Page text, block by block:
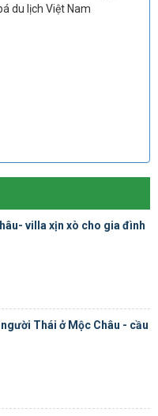
du lịch Việt Nam
villa xịn xò cho gia đình
Thái ở Mộc Châu - cầu